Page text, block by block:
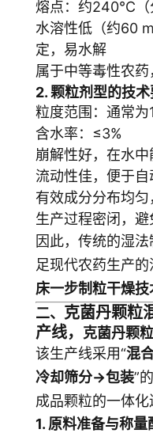
熔点：约240℃（
水溶性低（约60
定，易水解
属于中等毒性农
2. 颗粒剂型的技
粒度范围：通常为
含水率：≤3%
崩解性好，在水
流动性佳，便于
有效成分分布均
生产过程密闭，
因此，传统的湿
足现代农药生产的
床一步制粒干燥技
二、 克菌丹颗粒
产线，
克菌丹颗
该生产线采用“混
冷却筛分→包装”
成品颗粒的一体化
1. 原料准备与称量